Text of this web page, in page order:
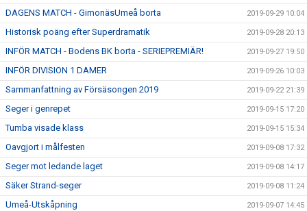
DAGENS MATCH - GimonäsUmeå borta 2019-09-29 10:04
Historisk poäng efter Superdramatik 2019-09-28 20:13
INFÖR MATCH - Bodens BK borta - SERIEPREMIÄR! 2019-09-27 19:50
INFÖR DIVISION 1 DAMER 2019-09-26 10:03
Sammanfattning av Försäsongen 2019 2019-09-22 21:39
Seger i genrepet 2019-09-15 17:20
Tumba visade klass 2019-09-15 15:34
Oavgjort i målfesten 2019-09-08 17:32
Seger mot ledande laget 2019-09-08 14:17
Säker Strand-seger 2019-09-08 11:24
Umeå-Utskåpning 2019-09-07 14:45